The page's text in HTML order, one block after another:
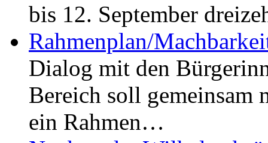
bis 12. September
Rahmenplan/
Dialog mit den
Bereich soll gemeinsam
ein Rahmen…